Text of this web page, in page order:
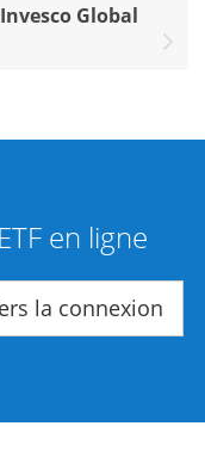
Global
en ligne
la connexion